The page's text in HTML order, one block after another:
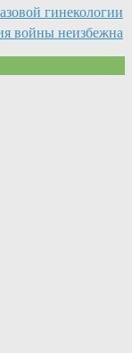
гинекологии
войны неизбежна